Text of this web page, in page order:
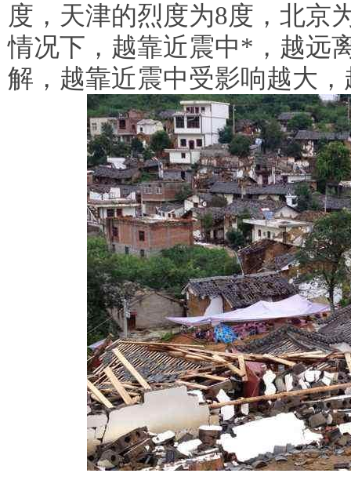
度，天津的烈度为8度，北京
情况下，越靠近震中*，越远
解，越靠近震中受影响越大